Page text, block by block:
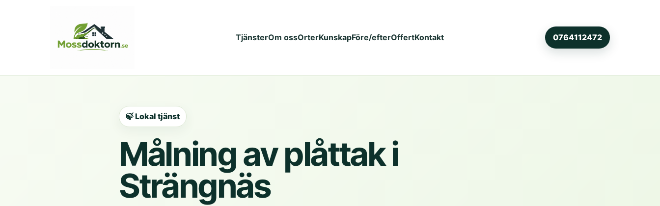
TjänsterOm ossOrterKunskapFöre/efterOffertKontakt 0764112472
🍃 Lokal tjänst
Målning av plåttak i
Strängnäs